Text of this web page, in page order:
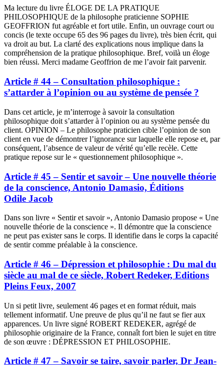
Ma lecture du livre ÉLOGE DE LA PRATIQUE
PHILOSOPHIQUE de la philosophe praticienne SOPHIE
GEOFFRION fut agréable et fort utile. Enfin, un ouvrage court ou
concis (le texte occupe 65 des 96 pages du livre), très bien écrit, qui
va droit au but. La clarté des explications nous implique dans la
compréhension de la pratique philosophique. Bref, voilà un éloge
bien réussi. Merci madame Geoffrion de me l’avoir fait parvenir.
Article # 44 – Consultation philosophique :
s’attarder à l’opinion ou au système de pensée ?
Dans cet article, je m’interroge à savoir la consultation
philosophique doit s’attarder à l’opinion ou au système pensée du
client. OPINION – Le philosophe praticien cible l’opinion de son
client en vue de démontrer l’ignorance sur laquelle elle repose et, par
conséquent, l’absence de valeur de vérité qu’elle recèle. Cette
pratique repose sur le « questionnement philosophique ».
Article # 45 – Sentir et savoir – Une nouvelle théorie
de la conscience, Antonio Damasio, Éditions
Odile Jacob
Dans son livre « Sentir et savoir », Antonio Damasio propose « Une
nouvelle théorie de la conscience ». Il démontre que la conscience
ne peut pas exister sans le corps. Il identifie dans le corps la capacité
de sentir comme préalable à la conscience.
Article # 46 – Dépression et philosophie : Du mal du
siècle au mal de ce siècle, Robert Redeker, Editions
Pleins Feux, 2007
Un si petit livre, seulement 46 pages et en format réduit, mais
tellement informatif. Une preuve de plus qu’il ne faut se fier aux
apparences. Un livre signé ROBERT REDEKER, agrégé de
philosophie originaire de la France, connaît fort bien le sujet en titre
de son œuvre : DÉPRESSION ET PHILOSOPHIE.
Article # 47 – Savoir se taire, savoir parler, Dr Jean-